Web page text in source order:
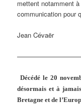
mettent notamment
communication pour
Jean Cévaër
Décédé le 20
désormais et à
Bretagne et de